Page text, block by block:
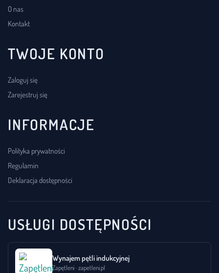
O nas
Kontakt
TWOJE KONTO
Zaloguj się
Zarejestruj się
INFORMACJE
Polityka prywatności
Regulamin
Deklaracja dostępności
USŁUGI DOSTĘPNOŚCI
Wynajem pętli indukcyjnej
Zapętleni · zapetleni.pl